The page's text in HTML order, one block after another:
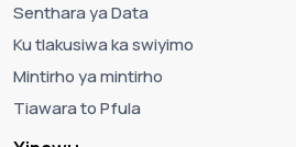
Senthara ya Data
Ku tlakusiwa ka swiyimo
Mintirho ya mintirho
Tiawara to Pfula